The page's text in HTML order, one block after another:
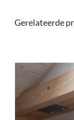
Gerelateerde